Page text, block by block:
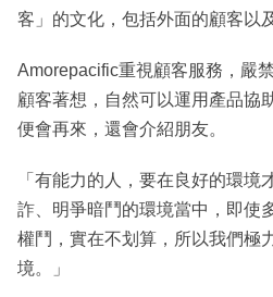
客」的文化，包括外面的顧客以
Amorepacific重視顧客服務，嚴
顧客著想，自然可以運用產品協
便會再來，還會介紹朋友。
「有能力的人，要在良好的環
詐、明爭暗鬥的環境當中，即使
權鬥，實在不划算，所以我們極
境。」